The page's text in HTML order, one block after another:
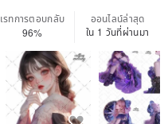
เรทการตอบกลับ
96%
ออนไลน์ล่าสุด
ใน 1 วันที่ผ่านมา